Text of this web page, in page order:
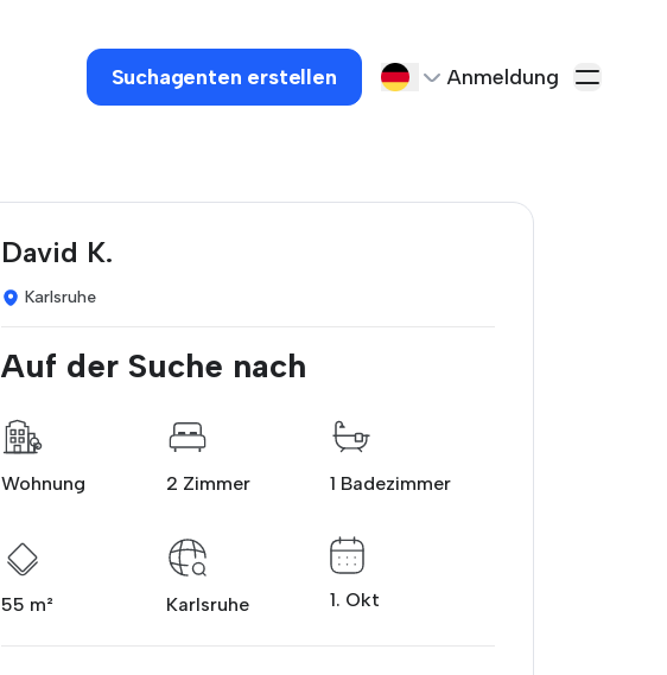
Suchagenten erstellen Anmeldung
David K.
Karlsruhe
Auf der Suche nach
Wohnung 2 Zimmer 1 Badezimmer
55 m² Karlsruhe 1. Okt